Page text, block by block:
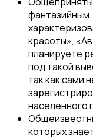
красоты»,
планируете
под такой
так как сами
населенного
которых